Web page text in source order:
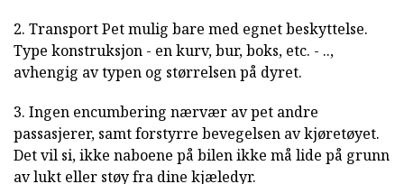
2. Transport Pet mulig bare med egnet beskyttelse.
Type konstruksjon - en kurv, bur, boks, etc. - ..,
avhengig av typen og størrelsen på dyret.
3. Ingen encumbering nærvær av pet andre
passasjerer, samt forstyrre bevegelsen av kjøretøyet.
Det vil si, ikke naboene på bilen ikke må lide på grunn
av lukt eller støy fra dine kjæledyr.